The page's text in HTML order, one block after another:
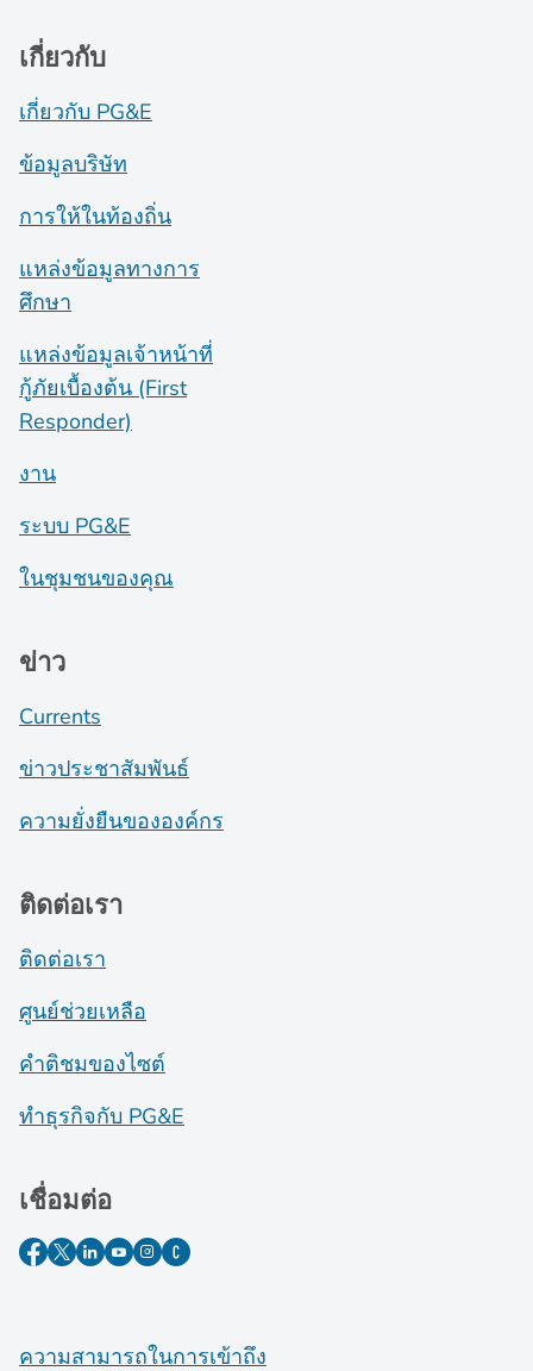
เกี่ยวกับ
เกี่ยวกับ PG&E
ข้อมูลบริษัท
การให้ในท้องถิ่น
แหล่งข้อมูลทางการ
ศึกษา
แหล่งข้อมูลเจ้าหน้าที่
กู้ภัยเบื้องต้น (First
Responder)
งาน
ระบบ PG&E
ในชุมชนของคุณ
ข่าว
Currents
ข่าวประชาสัมพันธ์
ความยั่งยืนขององค์กร
ติดต่อเรา
ติดต่อเรา
ศูนย์ช่วยเหลือ
คำติชมของไซต์
ทำธุรกิจกับ PG&E
เชื่อมต่อ
ความสามารถในการเข้าถึง